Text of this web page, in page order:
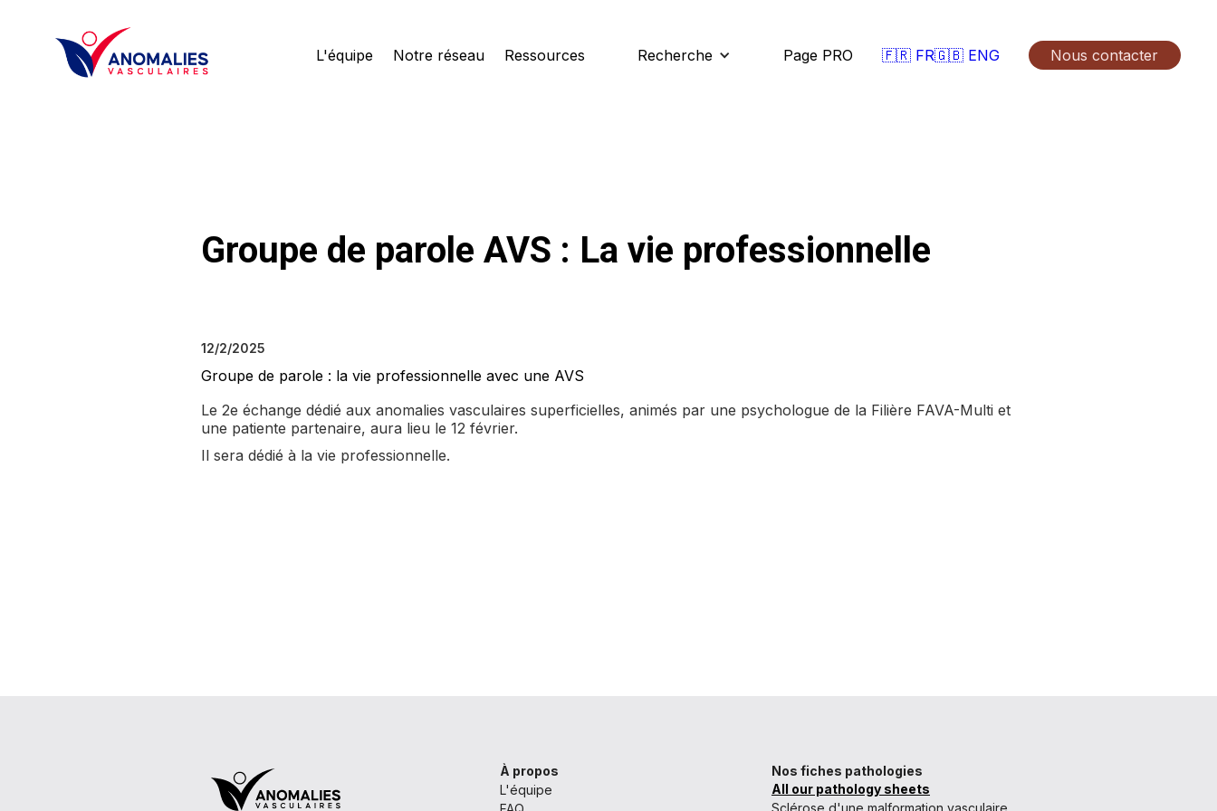
L'équipe Notre réseau Ressources Recherche Page PRO 🇫🇷 FR🇬🇧 ENG Nous contacter
Groupe de parole AVS : La vie professionnelle
12/2/2025
Groupe de parole : la vie professionnelle avec une AVS
Le 2e échange dédié aux anomalies vasculaires superficielles, animés par une psychologue de la Filière FAVA-Multi et
une patiente partenaire, aura lieu le 12 février.
Il sera dédié à la vie professionnelle.
À propos
L'équipe
Nos fiches pathologies
All our pathology sheets
Sclérose d'une malformation vasculaire